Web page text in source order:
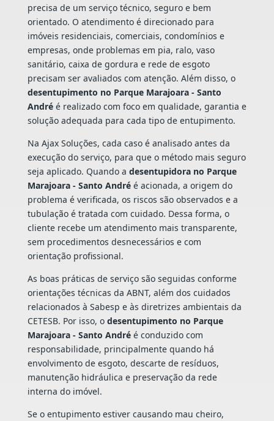
precisa de um serviço técnico, seguro e bem
orientado. O atendimento é direcionado para
imóveis residenciais, comerciais, condomínios e
empresas, onde problemas em pia, ralo, vaso
sanitário, caixa de gordura e rede de esgoto
precisam ser avaliados com atenção. Além disso, o
desentupimento no Parque Marajoara - Santo
Andréé realizado com foco em qualidade, garantia e
solução adequada para cada tipo de entupimento.
Na Ajax Soluções, cada caso é analisado antes da
execução do serviço, para que o método mais seguro
seja aplicado. Quando a desentupidora no Parque
Marajoara - Santo Andréé acionada, a origem do
problema é verificada, os riscos são observados e a
tubulação é tratada com cuidado. Dessa forma, o
cliente recebe um atendimento mais transparente,
sem procedimentos desnecessários e com
orientação profissional.
As boas práticas de serviço são seguidas conforme
orientações técnicas da ABNT, além dos cuidados
relacionados à Sabesp e às diretrizes ambientais da
CETESB. Por isso, o desentupimento no Parque
Marajoara - Santo Andréé conduzido com
responsabilidade, principalmente quando há
envolvimento de esgoto, descarte de resíduos,
manutenção hidráulica e preservação da rede
interna do imóvel.
Se o entupimento estiver causando mau cheiro,